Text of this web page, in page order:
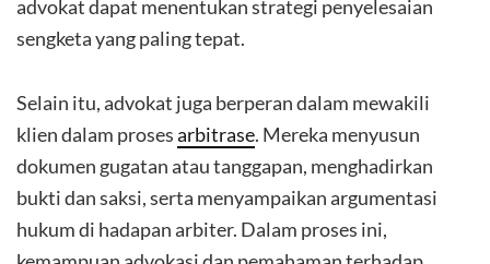
advokat dapat menentukan strategi penyelesaian
sengketa yang paling tepat.
Selain itu, advokat juga berperan dalam mewakili
klien dalam prosesarbitrase. Mereka menyusun
dokumen gugatan atau tanggapan, menghadirkan
bukti dan saksi, serta menyampaikan argumentasi
hukum di hadapan arbiter. Dalam proses ini,